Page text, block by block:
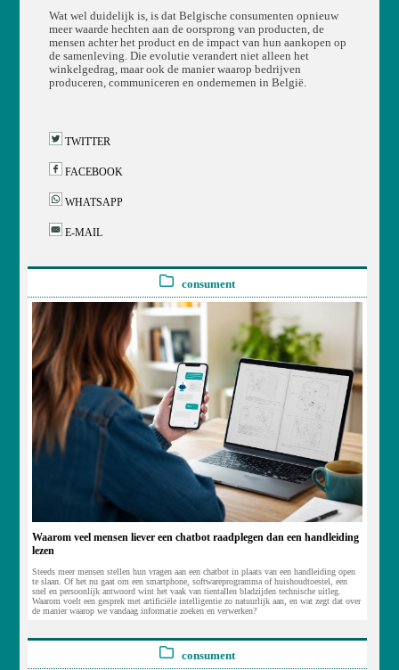
Wat wel duidelijk is, is dat Belgische consumenten opnieuw
meer waarde hechten aan de oorsprong van producten, de
mensen achter het product en de impact van hun aankopen op
de samenleving. Die evolutie verandert niet alleen het
winkelgedrag, maar ook de manier waarop bedrijven
produceren, communiceren en ondernemen in België.
TWITTER
FACEBOOK
WHATSAPP
E-MAIL
consument
Waarom veel mensen liever een chatbot raadplegen dan een handleiding
lezen
Steeds meer mensen stellen hun vragen aan een chatbot in plaats van een handleiding open
te slaan. Of het nu gaat om een smartphone, softwareprogramma of huishoudtoestel, een
snel en persoonlijk antwoord wint het vaak van tientallen bladzijden technische uitleg.
Waarom voelt een gesprek met artificiële intelligentie zo natuurlijk aan, en wat zegt dat over
de manier waarop we vandaag informatie zoeken en verwerken?
consument